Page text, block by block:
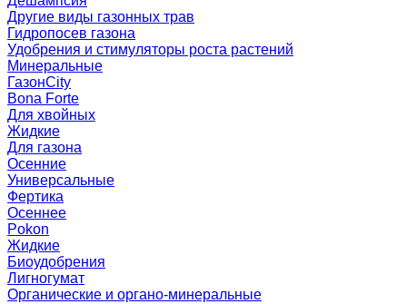
Другие виды газонных трав
Гидропосев газона
Удобрения и стимуляторы роста растений
Минеральные
ГазонCity
Bona Forte
Для хвойных
Жидкие
Для газона
Осенние
Универсальные
Фертика
Осеннее
Pokon
Жидкие
Биоудобрения
Лигногумат
Органические и органо-минеральные